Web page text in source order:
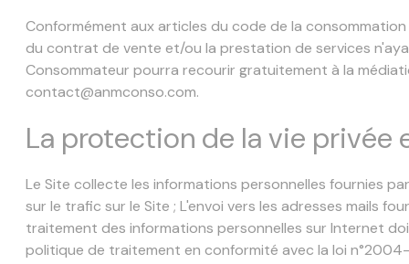
Conformément aux articles du code de la
du contrat de vente et/ou la prestation de services
Consommateur pourra recourir gratuitement à la
contact@anmconso.com.
La protection de la vie privée
Le Site collecte les informations personnelles fournies
sur le trafic sur le Site ; L'envoi vers les adresses mails
traitement des informations personnelles sur Internet
politique de traitement en conformité avec la loi